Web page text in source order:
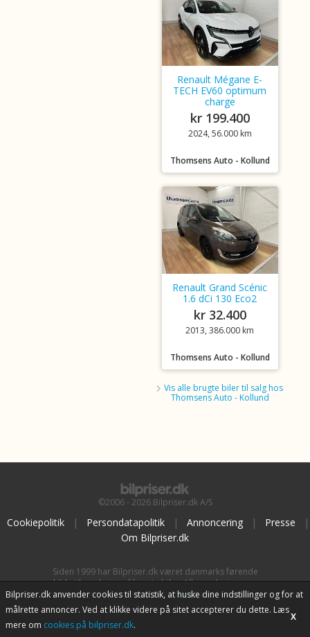
Renault Mégane E-
TECH EV60 optimum
charge
kr 199.400
2024, 56.000 km
Thomsens Auto - Kollund
Renault Grand Scénic
1.6 dCi 130 Eco2
kr 32.400
2013, 386.000 km
Thomsens Auto - Kollund
Vis alle brugte biler til salg hos
Thomsens Auto - Kollund
©2006 - 2026 Bilpriser.dk A/S
Cookiepolitik | Persondatapolitik | Annoncering | Presse
|
Om Bilpriser.dk
Siden 1999 har Bilpriser.dk været danmarks førende
kilde til vurdering af brugte biler. Alle vurderinger er
baseret påBilpriserPro Prisberegning , bilbranchens
uafhængige værktøj til bilvurdering.
Bilpriser.dk anvender cookies til statistik, at huske dine indstillinger og for at
målrette annoncer. Ved at klikke videre på sitet accepterer du dette. Læs
mere om cookies på bilpriser.dk.
X